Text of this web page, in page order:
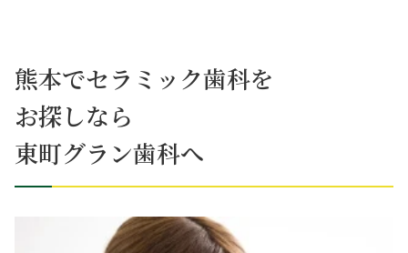
熊本でセラミック歯科を
お探しなら
東町グラン歯科へ